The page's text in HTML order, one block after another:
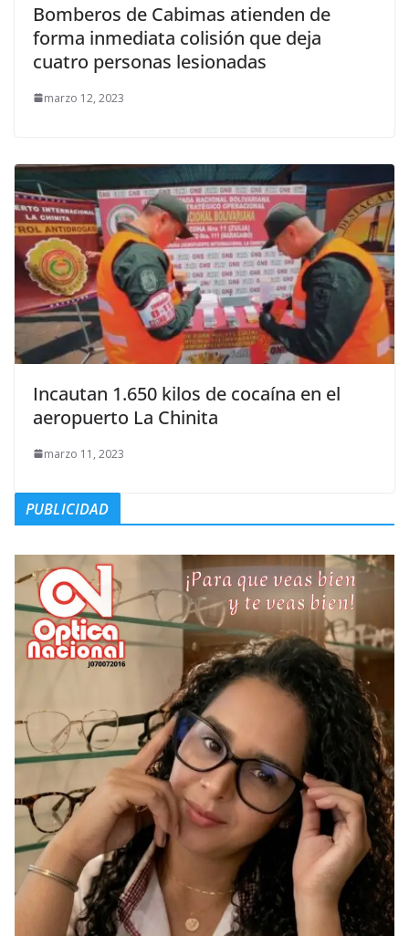
Bomberos de Cabimas atienden de
forma inmediata colisión que deja
cuatro personas lesionadas
marzo 12, 2023
Incautan 1.650 kilos de cocaína en el
aeropuerto La Chinita
marzo 11, 2023
PUBLICIDAD